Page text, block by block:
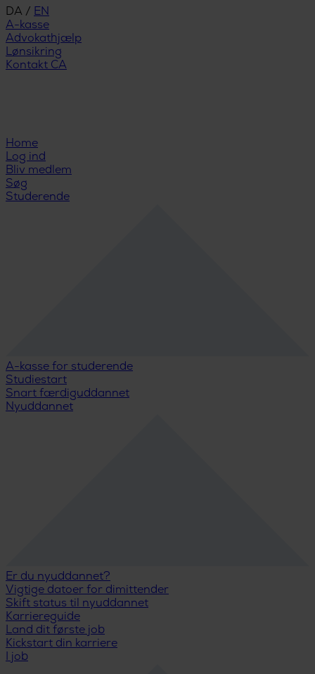
DA / EN
A-kasse
Advokathjælp
Lønsikring
Kontakt CA
Home
Log ind
Bliv medlem
Søg
Studerende
A-kasse for studerende
Studiestart
Snart færdiguddannet
Nyuddannet
Er du nyuddannet?
Vigtige datoer for dimittender
Skift status til nyuddannet
Karriereguide
Land dit første job
Kickstart din karriere
I job